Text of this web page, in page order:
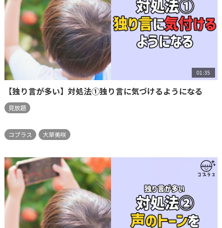
01:35
【独り言が多い】対処法①独り言に気づけるようになる
見放題
コプラス 大草美咲